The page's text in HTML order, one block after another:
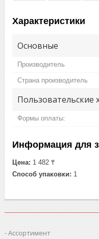
Характеристики
Основные
Производитель
Страна производитель
Пользовательские
Формы оплаты:
Информация для
Цена: 1 482 ₸
Способ упаковки: 1
Ассортимент